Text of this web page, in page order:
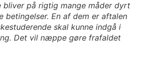
bliver på rigtig mange måder dyrt
betingelser. En af dem er aftalen
skal kunne indgå i
Det vil næppe gøre frafaldet